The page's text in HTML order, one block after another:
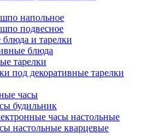
напольное
подвесное
и тарелки
блюда
тарелки
под декоративные тарелки
часы
будильник
часы настольные
настольные кварцевые